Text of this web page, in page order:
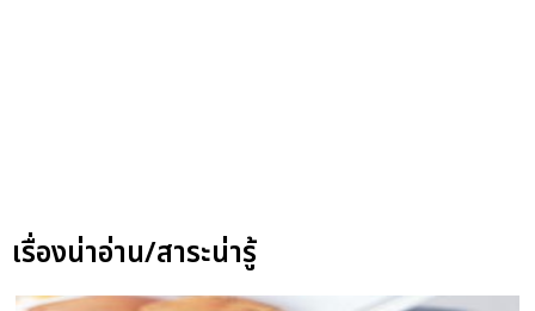
เรื่องน่าอ่าน/สาระน่ารู้